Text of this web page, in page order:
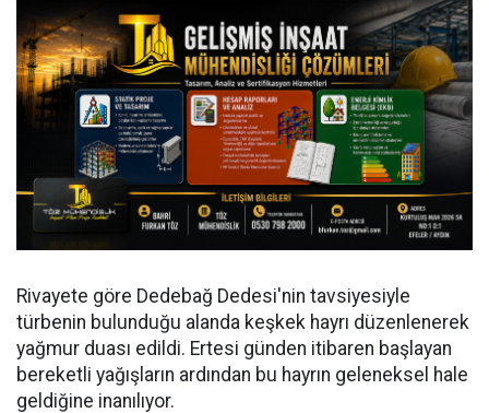
Rivayete göre Dedebağ Dedesi'nin tavsiyesiyle
türbenin bulunduğu alanda keşkek hayrı düzenlenerek
yağmur duası edildi. Ertesi günden itibaren başlayan
bereketli yağışların ardından bu hayrın geleneksel hale
geldiğine inanılıyor.